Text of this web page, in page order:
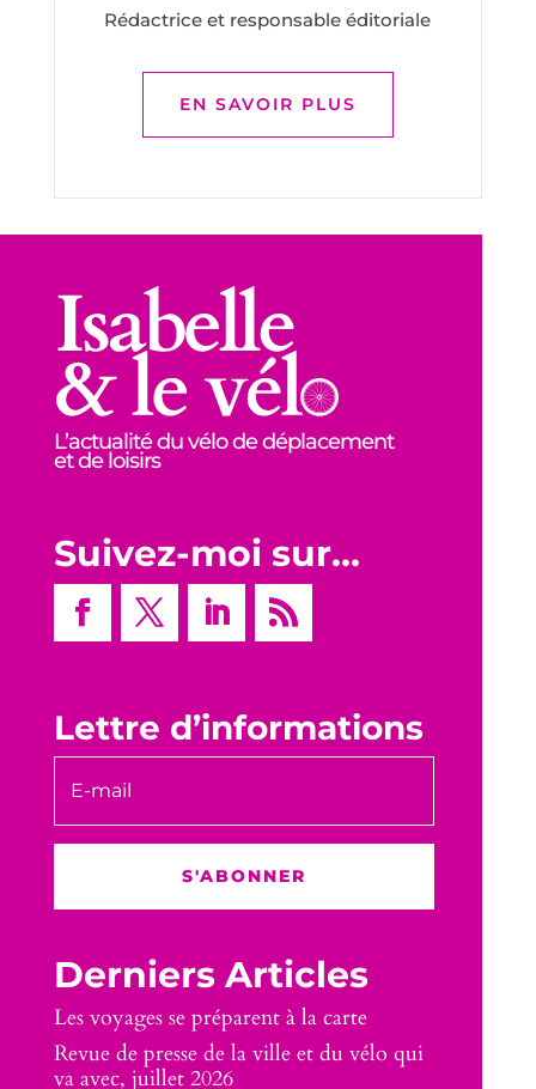
Rédactrice et responsable éditoriale
EN SAVOIR PLUS
L’actualité du vélo de déplacement
et de loisirs
Suivez-moi sur…
Lettre d’informations
S'ABONNER
Derniers Articles
Les voyages se préparent à la carte
Revue de presse de la ville et du vélo qui
va avec, juillet 2026